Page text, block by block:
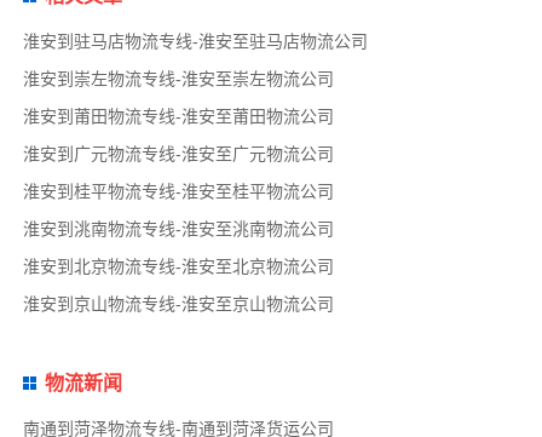
淮安到驻马店物流专线-淮安至驻马店物流公司
淮安到崇左物流专线-淮安至崇左物流公司
淮安到莆田物流专线-淮安至莆田物流公司
淮安到广元物流专线-淮安至广元物流公司
淮安到桂平物流专线-淮安至桂平物流公司
淮安到洮南物流专线-淮安至洮南物流公司
淮安到北京物流专线-淮安至北京物流公司
淮安到京山物流专线-淮安至京山物流公司
物流新闻
南通到菏泽物流专线-南通到菏泽货运公司